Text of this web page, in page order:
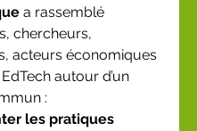
a rassemblé
chercheurs,
acteurs économiques
autour d’un
:
les pratiques